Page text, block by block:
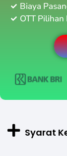
Biaya
OTT
Syarat